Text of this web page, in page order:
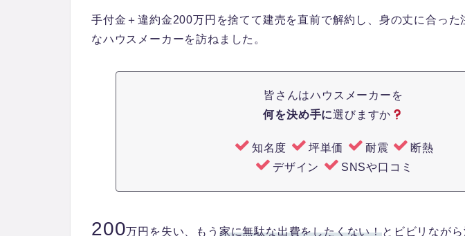
手付金＋違約金200万円を捨てて建売を直前で解約し、身の丈に合った
なハウスメーカーを訪ねました。
皆さんはハウスメーカーを
何を決め手に選びますか
知名度 坪単価 耐震
断熱
デザイン
SNSや口コミ
200万円を失い、もう 家に無駄な出費をしたくない！とビビリなが